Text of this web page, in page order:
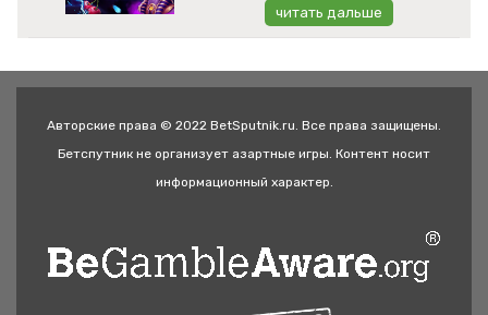
читать дальше
Авторские права © 2022 BetSputnik.ru. Все права защищены.
Бетспутник не организует азартные игры. Контент носит
информационный характер.